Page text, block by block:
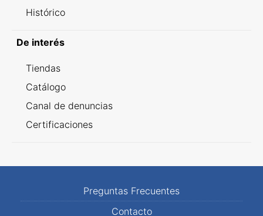
Histórico
De interés
Tiendas
Catálogo
Canal de denuncias
Certificaciones
Preguntas Frecuentes
Contacto